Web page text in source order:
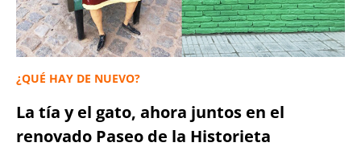
¿QUÉ HAY DE NUEVO?
La tía y el gato, ahora juntos en el
renovado Paseo de la Historieta